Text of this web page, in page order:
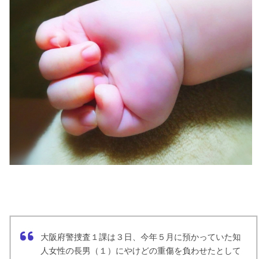
大阪府警捜査１課は３日、今年５月に預かっていた知
人女性の長男（１）にやけどの重傷を負わせたとして